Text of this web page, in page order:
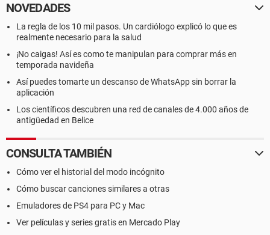
NOVEDADES
La regla de los 10 mil pasos. Un cardiólogo explicó lo que es
realmente necesario para la salud
¡No caigas! Así es como te manipulan para comprar más en
temporada navideña
Así puedes tomarte un descanso de WhatsApp sin borrar la
aplicación
Los científicos descubren una red de canales de 4.000 años de
antigüedad en Belice
CONSULTA TAMBIÉN
Cómo ver el historial del modo incógnito
Cómo buscar canciones similares a otras
Emuladores de PS4 para PC y Mac
Ver películas y series gratis en Mercado Play